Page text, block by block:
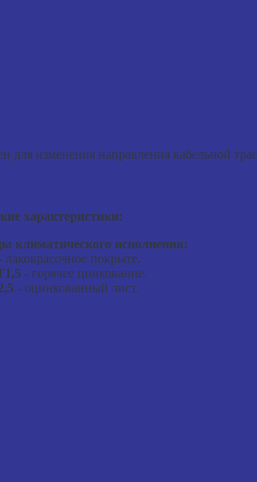
для изменения направления кабельной
характеристики:
климатического исполнения:
лакокрасочное покрыте.
- горячее цинкование.
- оцинкованный лист.